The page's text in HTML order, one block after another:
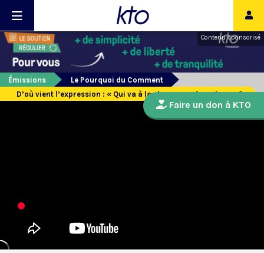
Contenu sponsorisé
Émissions
Le Pourquoi du Comment
D’où vient l’expression : « Qui va à la chasse perd sa place » ?
Faire un don à KTO